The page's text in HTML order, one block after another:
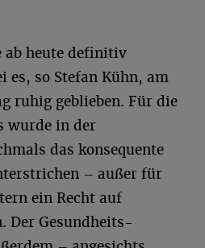
ab heute definitiv
es, so Stefan Kühn, am
ruhig geblieben. Für die
wurde in der
das konsequente
– außer für
ein Recht auf
Der Gesundheits-